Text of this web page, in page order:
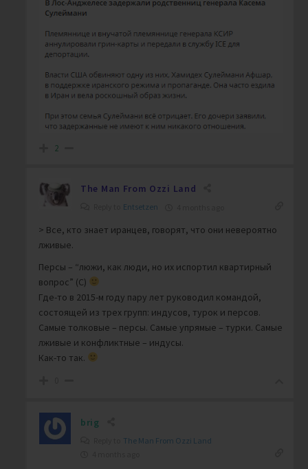
2
The Man From Ozzi Land
Entsetzen
> Все, кто знает иранцев, говорят, что они невероятно
лживые.
Персы – “люжи, как люди, но их испортил квартирный
вопрос” (С)
Где-то в 2015-м году пару лет руководил командой,
состоящей из трех групп: индусов, турок и персов.
Самые толковые – персы. Самые упрямые – турки. Самые
лживые и конфликтные – индусы.
Как-то так.
brig
The Man From Ozzi Land